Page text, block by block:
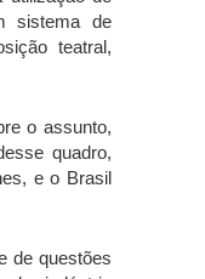
sistema de
teatral,
o assunto,
quadro,
e o Brasil
de questões